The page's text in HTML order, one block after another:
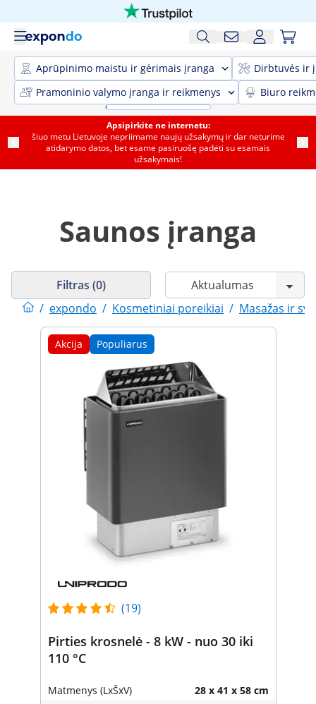
Aprūpinimo maistu ir gėrimais įranga
Dirbtuvės ir
Pramoninio valymo įranga ir reikmenys
Biuro
Apsipirkite ne internetu:
šiuo metu Lietuvoje nepriimame naujų užsakymų ir dar neturime
atidarymo datos, bet esame pasiruošę padėti su esamais
užsakymais!
Saunos įranga
/ expondo / Kosmetiniai poreikiai / Masažas ir
Filtras (0)
Akcija Populiarus
(19)
Pirties krosnelė - 8 kW - nuo 30 iki
110 °C
Matmenys (LxŠxV) 28 x 41 x 58 cm